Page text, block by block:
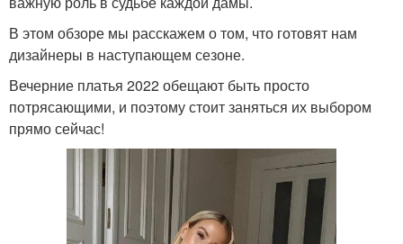
В этом обзоре мы расскажем о том, что готовят нам
дизайнеры в наступающем сезоне.
Вечерние платья 2022 обещают быть просто
потрясающими, и поэтому стоит заняться их выбором
прямо сейчас!